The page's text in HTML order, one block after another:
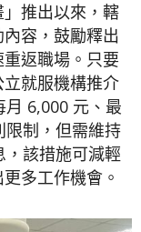
推出以來，轄
容，鼓勵釋出
返職場。只要
就服機構推介
6,000 元、最
限制，但需維持
該措施可減輕
多工作機會。